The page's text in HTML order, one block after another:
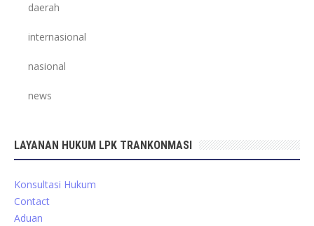
daerah
internasional
nasional
news
LAYANAN HUKUM LPK TRANKONMASI
Konsultasi Hukum
Contact
Aduan